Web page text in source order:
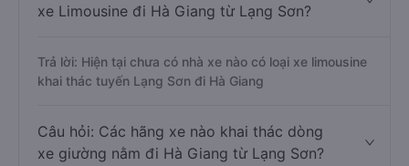
xe Limousine đi Hà Giang từ Lạng Sơn?
Trả lời: Hiện tại chưa có nhà xe nào có loại xe limousine
khai thác tuyến Lạng Sơn đi Hà Giang
Câu hỏi: Các hãng xe nào khai thác dòng
xe giường nằm đi Hà Giang từ Lạng Sơn?